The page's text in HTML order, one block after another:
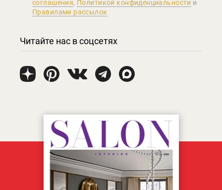
соглашения, Политикой конфиденциальности и
Правилами рассылок
Читайте нас в соцсетях